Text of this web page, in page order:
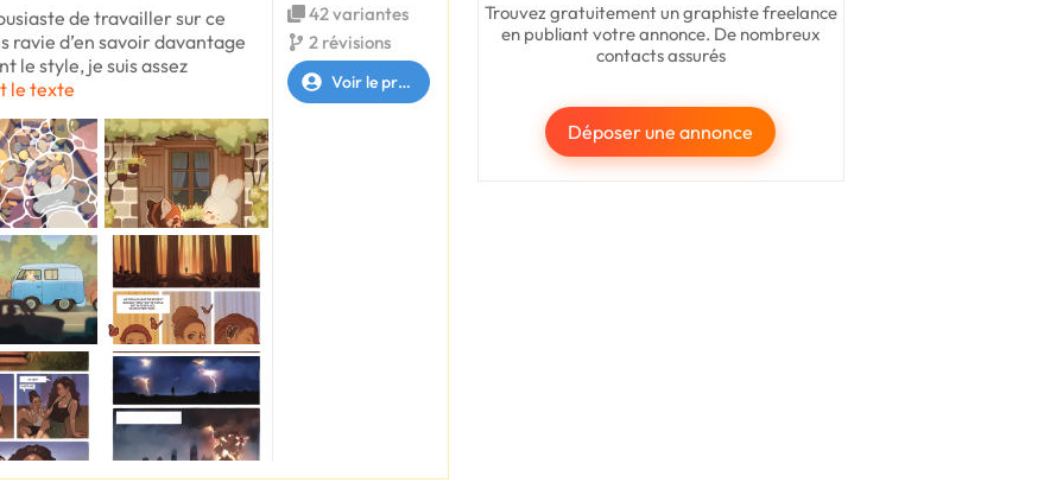
Trouvez gratuitement un graphiste freelance
en publiant votre annonce. De nombreux
contacts assurés
Déposer une annonce
de travailler sur ce
ravie d’en savoir davantage
le style, je suis assez
le texte
42 variantes
2 révisions
Voir le profil